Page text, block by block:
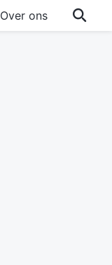
Over ons